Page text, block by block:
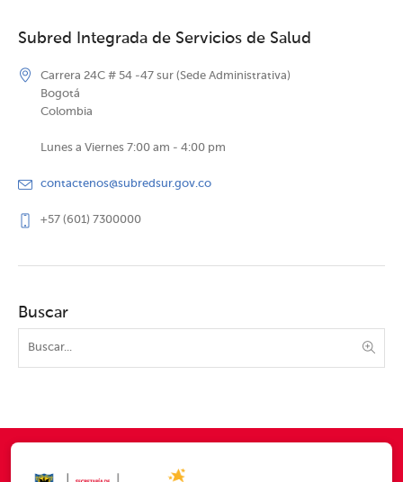
Subred Integrada de Servicios de Salud
Carrera 24C # 54 -47 sur (Sede Administrativa)
Bogotá
Colombia
Lunes a Viernes 7:00 am - 4:00 pm
contactenos@subredsur.gov.co
+57 (601) 7300000
Buscar